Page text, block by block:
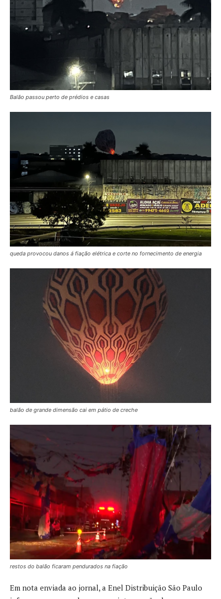
Balão passou perto de prédios e casas
queda provocou danos á fiação elétrica e corte no fornecimento de energia
balão de grande dimensão cai em pátio de creche
restos do balão ficaram pendurados na fiação
Em nota enviada ao jornal, a Enel Distribuição São Paulo